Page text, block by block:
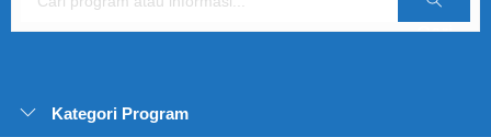
Cari
Kategori Program